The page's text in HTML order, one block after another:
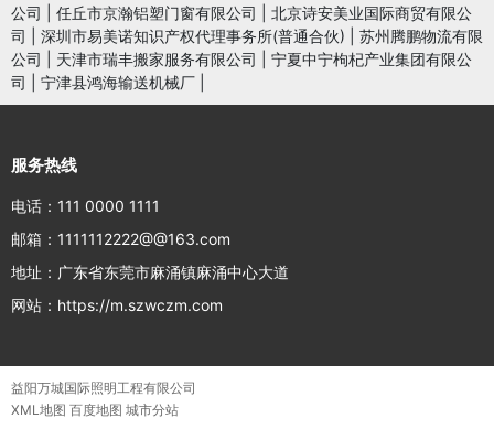
公司
任丘市京瀚铝塑门窗有限公司
北京诗安美业国际商贸有限公
司
深圳市易美诺知识产权代理事务所(普通合伙)
苏州腾鹏物流有限
公司
天津市瑞丰搬家服务有限公司
宁夏中宁枸杞产业集团有限公
司
宁津县鸿海输送机械厂
服务热线
电话：111 0000 1111
邮箱：1111112222@@163.com
地址：广东省东莞市麻涌镇麻涌中心大道
网站：https://m.szwczm.com
益阳万城国际照明工程有限公司
XML地图 百度地图 城市分站